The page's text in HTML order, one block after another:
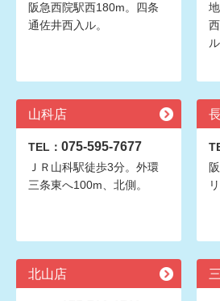
阪急西院駅西180m。四条
通佐井西入ル。
ル
山科店
TEL： 075-595-7677
ＪＲ山科駅徒歩3分。外環
三条東へ100m、北側。
北山店